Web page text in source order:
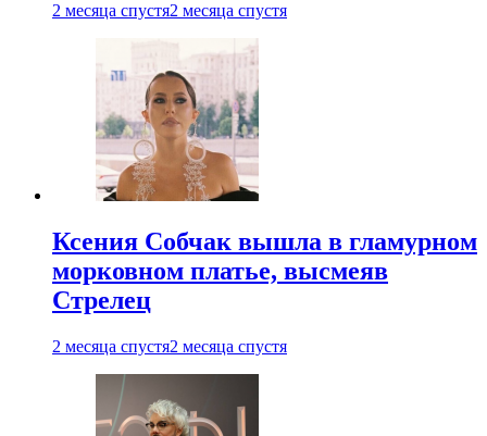
2 месяца спустя2 месяца спустя
Ксения Собчак вышла в гламурном
морковном платье, высмеяв
Стрелец
2 месяца спустя2 месяца спустя